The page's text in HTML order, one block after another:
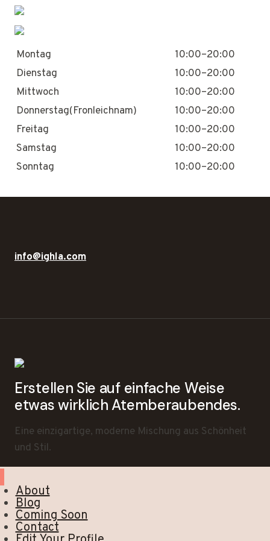
Montag
10:00–20:00
Dienstag
10:00–20:00
Mittwoch
10:00–20:00
Donnerstag(Fronleichnam)
10:00–20:00
Freitag
10:00–20:00
Samstag
10:00–20:00
Sonntag
10:00–20:00
info@ighla.com
Erstellen Sie auf einfache Weise
etwas wirklich Atemberaubendes.
Eine einzigartige, moderne Mischung aus Schönheit
und Stil.
About
Blog
Coming Soon
Contact